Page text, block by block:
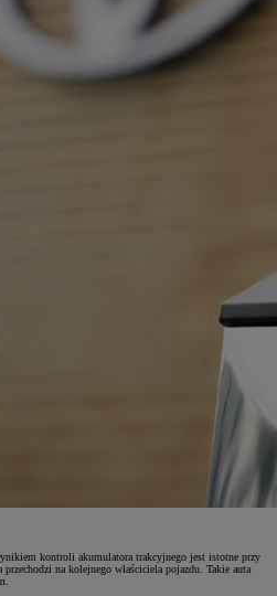
kontroli akumulatora trakcyjnego jest istotne przy
przechodzi na kolejnego właściciela pojazdu. Takie auta